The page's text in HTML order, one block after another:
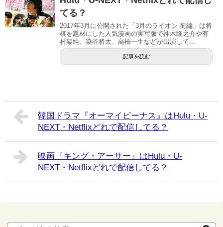
てる？
2017年3月に公開された「3月のライオン 前編」は将
棋を題材にした人気漫画の実写版で神木隆之介や有
村架純、染谷将太、高橋一生などが出演して...
記事を読む
韓国ドラマ『オーマイビーナス』はHulu・U-
NEXT・Netflixどれで配信してる？
映画『キング・アーサー』はHulu・U-
NEXT・Netflixどれで配信してる？